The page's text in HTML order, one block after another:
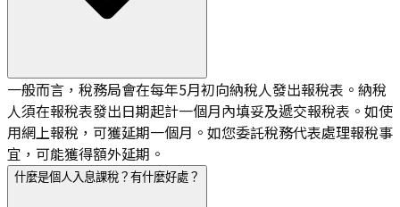
一般而言，稅務局會在每年5月初向納稅人發出報稅表。納稅
人須在報稅表發出日期起計一個月內填妥及遞交報稅表。如使
用網上報稅，可獲延期一個月。如您委託稅務代表處理報稅事
宜，可能獲得額外延期。
什麼是個人入息課稅？有什麼好處？